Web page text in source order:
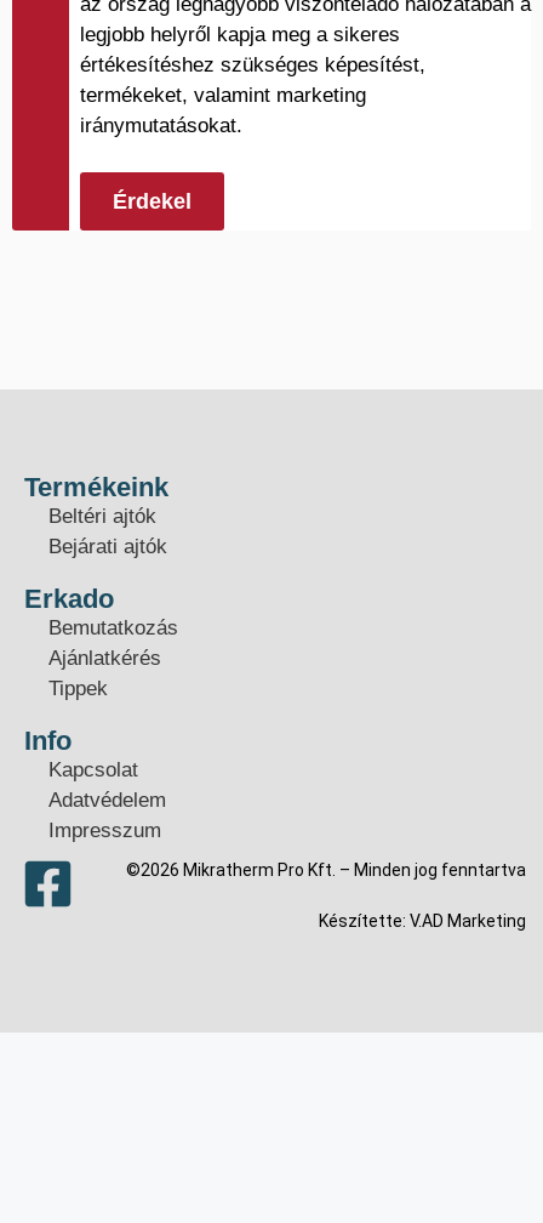
az ország legnagyobb viszonteladó hálózatában a
legjobb helyről kapja meg a sikeres
értékesítéshez szükséges képesítést,
termékeket, valamint marketing
iránymutatásokat.
Érdekel
Termékeink
Beltéri ajtók
Bejárati ajtók
Erkado
Bemutatkozás
Ajánlatkérés
Tippek
Info
Kapcsolat
Adatvédelem
Impresszum
©2026 Mikratherm Pro Kft. – Minden jog fenntartva​
Készítette: V.AD Marketing